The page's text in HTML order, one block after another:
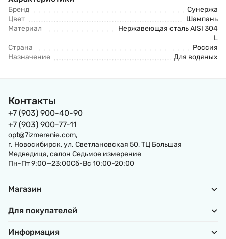
Бренд
Сунержа
Цвет
Шампань
Материал
Нержавеющая сталь AISI 304
L
Страна
Россия
Назначение
Для водяных
Контакты
+7 (903) 900-40-90
+7 (903) 900-77-11
opt@7izmerenie.com,
г. Новосибирск, ул. Светлановская 50, ТЦ Большая
Медведица, салон Седьмое измерение
Пн-Пт 9:00—23:00Сб-Вс 10:00-20:00
Магазин
Для покупателей
Информация